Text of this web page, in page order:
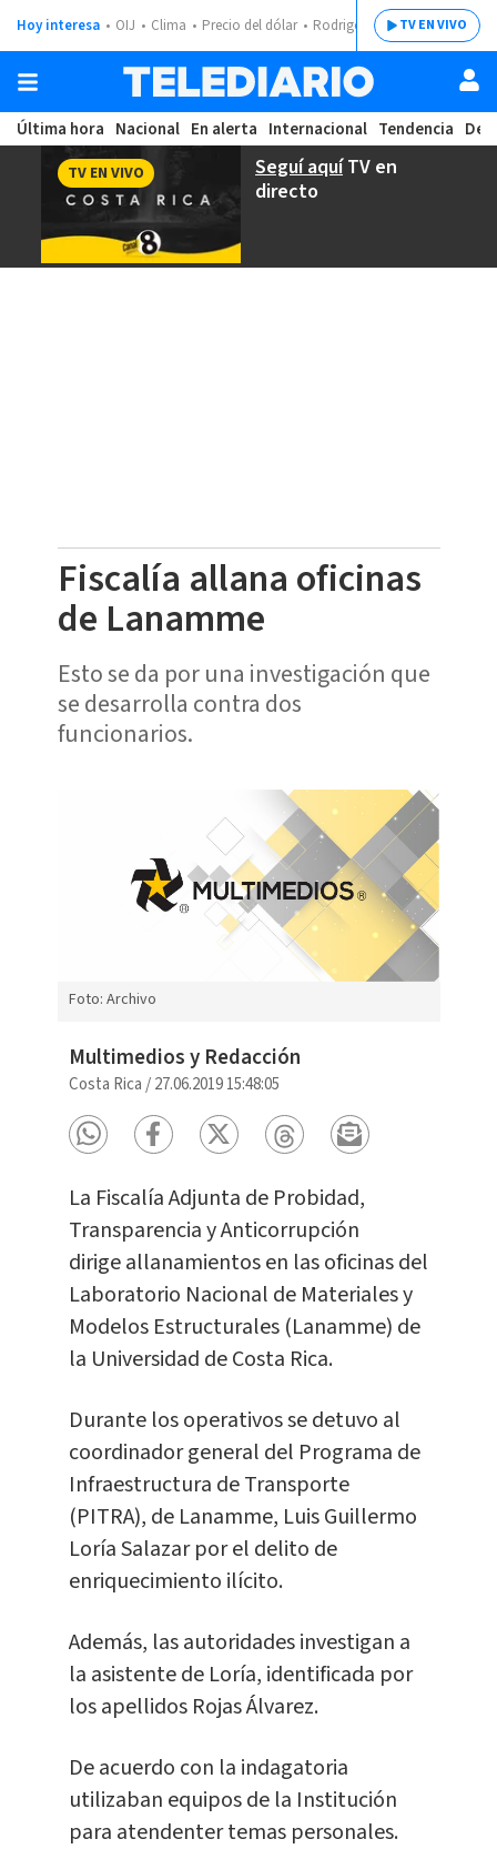
Hoy interesa OIJ Clima Precio del dólar Rodrigo ChavesTV EN VIVO
Última hora Nacional En alerta Internacional Tendencia
Seguí aquíTV en
directo
TV EN VIVO
Fiscalía allana oficinas
de Lanamme
Esto se da por una investigación que
se desarrolla contra dos
funcionarios.
Foto: Archivo
Multimedios y Redacción
Costa Rica /27.06.2019 15:48:05
La Fiscalía Adjunta de Probidad,
Transparencia y Anticorrupción
dirige allanamientos en las oficinas del
Laboratorio Nacional de Materiales y
Modelos Estructurales (Lanamme) de
la Universidad de Costa Rica.
Durante los operativos se detuvo al
coordinador general del Programa de
Infraestructura de Transporte
(PITRA), de Lanamme, Luis Guillermo
Loría Salazar por el delito de
enriquecimiento ilícito.
Además, las autoridades investigan a
la asistente de Loría, identificada por
los apellidos Rojas Álvarez.
De acuerdo con la indagatoria
utilizaban equipos de la Institución
para atendenter temas personales.